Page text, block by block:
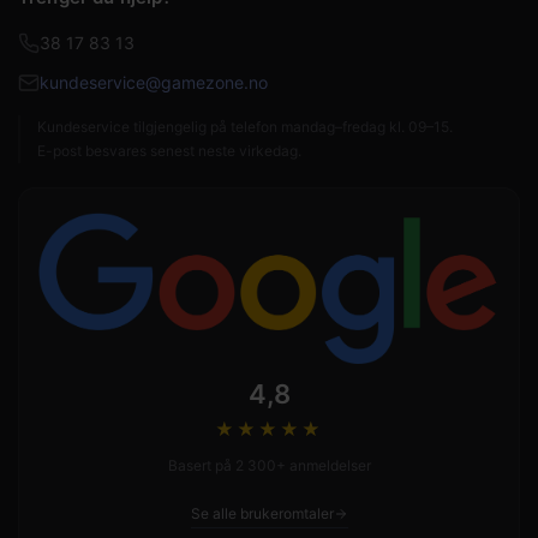
38 17 83 13
kundeservice@gamezone.no
4,8
★★★★ ★
Se alle brukeromtaler